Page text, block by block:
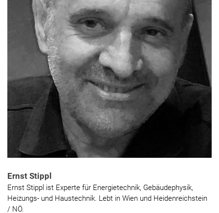
Ernst Stippl
Ernst Stippl ist Experte für Energietechnik, Gebäudephysik,
Heizungs- und Haustechnik. Lebt in Wien und Heidenreichstein
/ NÖ.